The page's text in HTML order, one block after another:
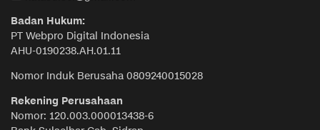
Badan Hukum:
PT Webpro Digital Indonesia
AHU-0190238.AH.01.11
Nomor Induk Berusaha 0809240015028
Rekening Perusahaan
Nomor: 120.003.000013438-6